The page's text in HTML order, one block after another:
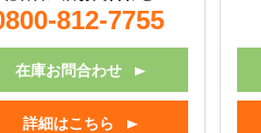
812-7755
在庫お問合わせ
詳細はこちら